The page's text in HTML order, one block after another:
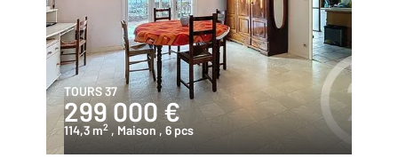
TOURS 37
299 000 €
114,3 m2 , Maison , 6 pcs